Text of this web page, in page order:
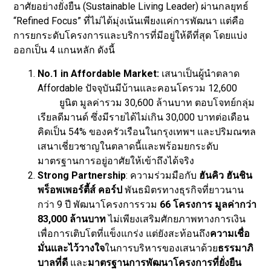
อาศัยอย่างยั่งยืน (Sustainable Living Leader) ผ่านกลยุทธ์
“Refined Focus” ที่ไม่ได้มุ่งเน้นเพียงแค่การพัฒนา แต่คือ
การยกระดับโครงการและบริการที่มีอยู่ให้ดีที่สุด โดยแบ่ง
ออกเป็น 4 แกนหลัก ดังนี้
No.1 in Affordable Market: เสนาเป็นผู้นำตลาด
Affordable ปัจจุบันมีบ้านและคอนโดรวม 12,600
ยูนิต มูลค่ารวม 30,600 ล้านบาท ตอบโจทย์กลุ่ม
เรียลดีมานด์ ซึ่งมีรายได้ไม่เกิน 30,000 บาทต่อเดือน
คิดเป็น 54% ของครัวเรือนในกรุงเทพฯ และปริมณฑล
เสนาเชี่ยวชาญในตลาดนี้และพร้อมยกระดับ
มาตรฐานการอยู่อาศัยให้เข้าถึงได้จริง
Strong Partnership: ความร่วมมือกับ ฮันคิว ฮันชิน
พร็อพเพอร์ตี้ส์ คอร์ป พันธมิตรทางธุรกิจที่ยาวนาน
กว่า 9 ปี พัฒนาโครงการรวม 66 โครงการ มูลค่ากว่า
83,000 ล้านบาทไม่เพียงเสริมศักยภาพทางการเงิน
เพื่อการเติบโตที่แข็งแกร่ง แต่ยังสะท้อนถึงความเชื่อ
มั่นและไว้วางใจในการบริหารของเสนาด้วยธรรมาภิ
บาลที่ดี และมาตรฐานการพัฒนาโครงการที่ยั่งยืน